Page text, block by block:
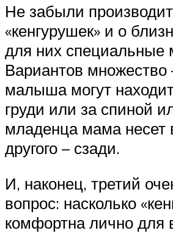
Не забыли
«кенгурушек» и о
для них специальные
Вариантов множество
малыша могут
груди или за спиной
младенца мама несет
другого – сзади.
И, наконец, третий
вопрос: насколько
комфортна лично для